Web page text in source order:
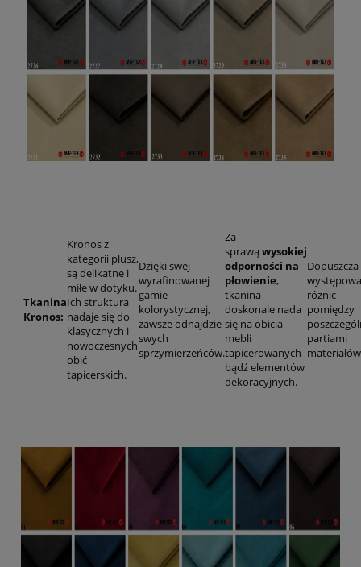
Tkanina
Kronos:
Kronos z
kategorii plusz,
są delikatne i
miłe w dotyku.
Ich struktura
nadaje się do
klasycznych i
nowoczesnych
obić
tapicerskich.
Dzięki swej
wyrafinowanej
gamie
kolorystycznej,
zawsze odnajdzie
swych
sprzymierzeńców.
Za
sprawą wysokiej
odporności na
płowienie,
tkanina
doskonale nada
się na obicia
mebli
tapicerowanych
bądź elementów
dekoracyjnych.
Dopuszcza
różnic
pomiędzy
partiami